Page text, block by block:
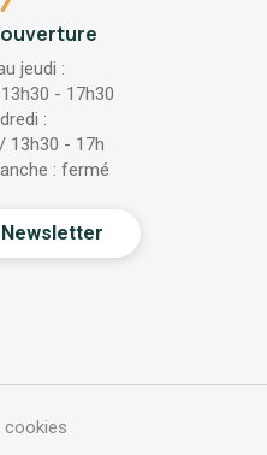
jeudi :
- 17h30
:
13h30 - 17h
: fermé
cookies